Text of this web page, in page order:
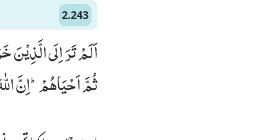
2.243
اَلَمْ تَرَ اِلَى
ثُمَّ اَحْیَاهُمْؕ-اِنَّ